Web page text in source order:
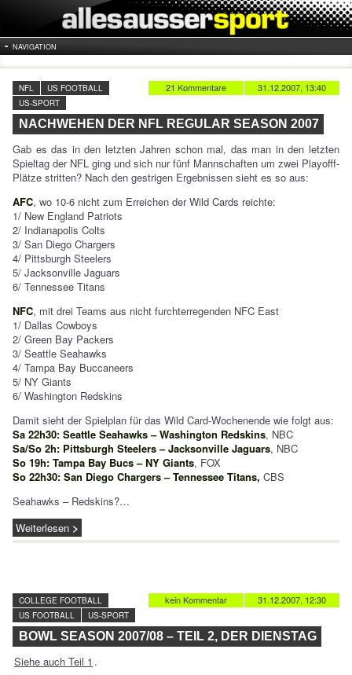
NAVIGATION
31.12.2007, 13:40
21 Kommentare
NFL
US FOOTBALL
US-SPORT
NACHWEHEN DER NFL REGULAR SEASON 2007
Gab es das in den letzten Jahren schon mal, das man in den letzten
Spieltag der NFL ging und sich nur fünf Mannschaften um zwei Playofff-
Plätze stritten? Nach den gestrigen Ergebnissen sieht es so aus:
AFC, wo 10-6 nicht zum Erreichen der Wild Cards reichte:
1/ New England Patriots
2/ Indianapolis Colts
3/ San Diego Chargers
4/ Pittsburgh Steelers
5/ Jacksonville Jaguars
6/ Tennessee Titans
NFC, mit drei Teams aus nicht furchterregenden NFC East
1/ Dallas Cowboys
2/ Green Bay Packers
3/ Seattle Seahawks
4/ Tampa Bay Buccaneers
5/ NY Giants
6/ Washington Redskins
Damit sieht der Spielplan für das Wild Card-Wochenende wie folgt aus:
Sa 22h30: Seattle Seahawks – Washington Redskins, NBC
Sa/So 2h: Pittsburgh Steelers – Jacksonville Jaguars, NBC
So 19h: Tampa Bay Bucs – NY Giants, FOX
So 22h30: San Diego Chargers – Tennessee Titans, CBS
Seahawks – Redskins?…
Weiterlesen
31.12.2007, 12:30
kein Kommentar
COLLEGE FOOTBALL
US FOOTBALL
US-SPORT
BOWL SEASON 2007/08 – TEIL 2, DER DIENSTAG
Siehe auch Teil 1 .